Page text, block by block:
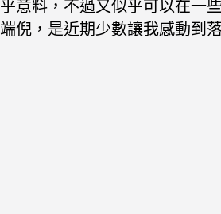
乎意料，不過又似乎可以在一
端倪，是近期少數讓我感動到